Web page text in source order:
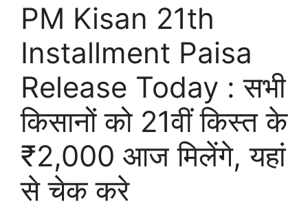
PM Kisan 21th
Installment Paisa
Release Today : सभी
किसानों को 21वीं किस्त के
₹2,000 आज मिलेंगे, यहां
से चेक करे